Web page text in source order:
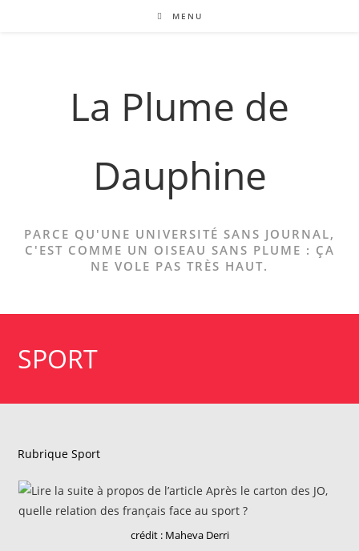
MENU
La Plume de
Dauphine
PARCE QU'UNE UNIVERSITÉ SANS JOURNAL,
C'EST COMME UN OISEAU SANS PLUME : ÇA
NE VOLE PAS TRÈS HAUT.
SPORT
Rubrique Sport
crédit : Maheva Derri